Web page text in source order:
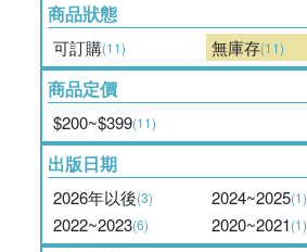
商品狀態
可訂購(11) 無庫存(11)
商品定價
$200~$399(11)
出版日期
2026年以後(3) 2024~2025(1)
2022~2023(6) 2020~2021(1)